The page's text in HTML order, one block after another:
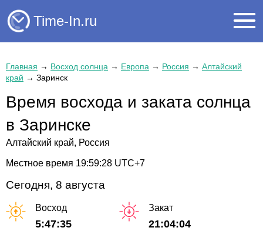
Time-In.ru
Главная → Восход солнца → Европа → Россия → Алтайский
край → Заринск
Время восхода и заката солнца
в Заринске
Алтайский край, Россия
Местное время 19:59:28 UTC+7
Сегодня, 8 августа
Восход
5:47:35
Закат
21:04:04